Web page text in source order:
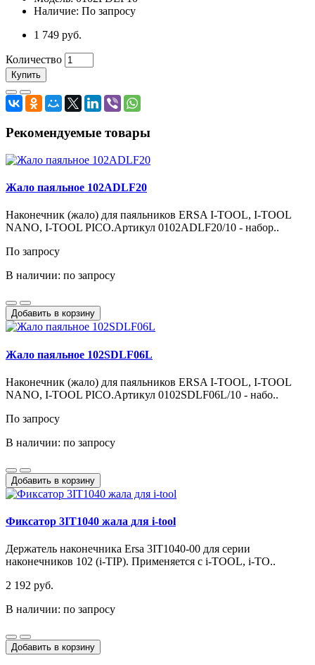
Наличие: По запросу
1 749 руб.
Количество
Купить
Рекомендуемые товары
Жало паяльное 102ADLF20
Наконечник (жало) для паяльников ERSA I-TOOL, I-TOOL
NANO, I-TOOL PICO.Артикул 0102ADLF20/10 - набор..
По запросу
В наличии: по запросу
Добавить в корзину
Жало паяльное 102SDLF06L
Наконечник (жало) для паяльников ERSA I-TOOL, I-TOOL
NANO, I-TOOL PICO.Артикул 0102SDLF06L/10 - набо..
По запросу
В наличии: по запросу
Добавить в корзину
Фиксатор 3IT1040 жала для i-tool
Держатель наконечника Ersa 3IT1040-00 для серии
наконечников 102 (i-TIP). Применяется с i-TOOL, i-TO..
2 192 руб.
В наличии: по запросу
Добавить в корзину